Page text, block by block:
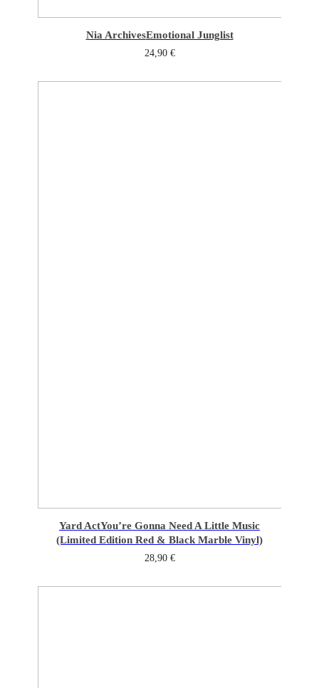
Nia ArchivesEmotional Junglist
24,90 €
Yard ActYou’re Gonna Need A Little Music
(Limited Edition Red & Black Marble Vinyl)
28,90 €